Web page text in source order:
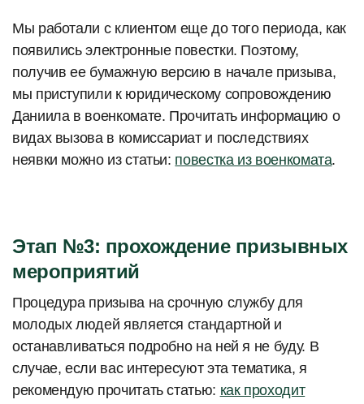
Мы работали с клиентом еще до того периода, как
появились электронные повестки. Поэтому,
получив ее бумажную версию в начале призыва,
мы приступили к юридическому сопровождению
Даниила в военкомате. Прочитать информацию о
видах вызова в комиссариат и последствиях
неявки можно из статьи: повестка из военкомата.
Этап №3: прохождение призывных
мероприятий
Процедура призыва на срочную службу для
молодых людей является стандартной и
останавливаться подробно на ней я не буду. В
случае, если вас интересуют эта тематика, я
рекомендую прочитать статью: как проходит